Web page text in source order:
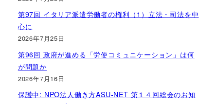
第97回 イタリア派遣労働者の権利（1）立法・司法を中
心に
2026年7月25日
第96回 政府が進める「労使コミュニケーション」は何
が問題か
2026年7月16日
保護中: NPO法人働き方ASU-NET 第１４回総会のお知